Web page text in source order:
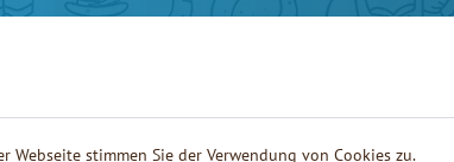
stimmen Sie der Verwendung von Cookies zu.